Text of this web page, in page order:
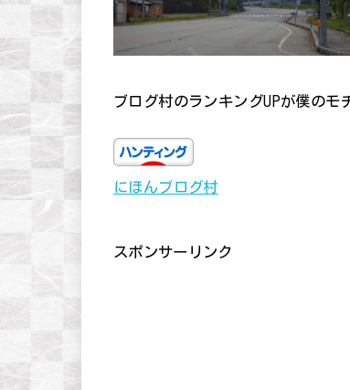
ブログ村のランキングUPが僕のモ
にほんブログ村
スポンサーリンク